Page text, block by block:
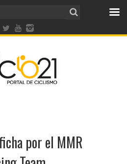
por el MMR